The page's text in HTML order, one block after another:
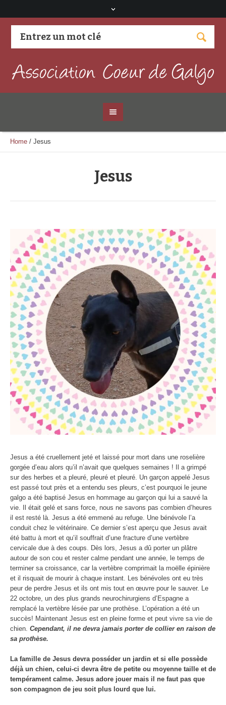
Home / Jesus
Jesus
Jesus a été cruellement jeté et laissé pour mort dans une roselière
gorgée d’eau alors qu’il n’avait que quelques semaines ! Il a grimpé
sur des herbes et a pleuré, pleuré et pleuré. Un garçon appelé Jesus
est passé tout près et a entendu ses pleurs, c’est pourquoi le jeune
galgo a été baptisé Jesus en hommage au garçon qui lui a sauvé la
vie. Il était gelé et sans force, nous ne savons pas combien d’heures
il est resté là. Jesus a été emmené au refuge. Une bénévole l’a
conduit chez le vétérinaire. Ce dernier s’est aperçu que Jesus avait
été battu à mort et qu’il souffrait d’une fracture d’une vertèbre
cervicale due à des coups. Dès lors, Jesus a dû porter un plâtre
autour de son cou et rester calme pendant une année, le temps de
terminer sa croissance, car la vertèbre comprimait la moëlle épinière
et il risquait de mourir à chaque instant. Les bénévoles ont eu très
peur de perdre Jesus et ils ont mis tout en œuvre pour le sauver. Le
22 octobre, un des plus grands neurochirurgiens d’Espagne a
remplacé la vertèbre lésée par une prothèse. L’opération a été un
succès! Maintenant Jesus est en pleine forme et peut vivre sa vie de
chien. Cependant, il ne devra jamais porter de collier en raison de
sa prothèse.
La famille de Jesus devra posséder un jardin et si elle possède
déjà un chien, celui-ci devra être de petite ou moyenne taille et de
tempérament calme. Jesus adore jouer mais il ne faut pas que
son compagnon de jeu soit plus lourd que lui.